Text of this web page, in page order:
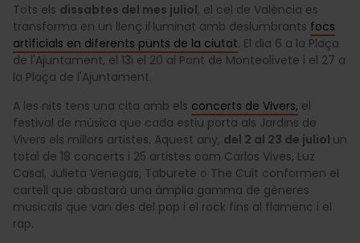
Tots els dissabtes del mes juliol, el cel de València es
transforma en un llenç il·luminat amb deslumbrants focs
artificials en diferents punts de la ciutat. El dia 6 a la Plaça
de l'Ajuntament, el 13i el 20 al Pont de Monteolivete i el 27 a
la Plaça de l'Ajuntament.
A les nits tens una cita amb els concerts de Vivers, el
festival de música que cada estiu porta als Jardins de
Vivers els millors artistes. Aquest any, del 2 al 23 de juliol un
total de 18 concerts i 25 artistes com Carlos Vives, Luz
Casal, Julieta Venegas, Taburete o The Cult conformen el
cartell que abastarà una àmplia gamma de gèneres
musicals que van des del pop i el rock fins al flamenc i el
rap.